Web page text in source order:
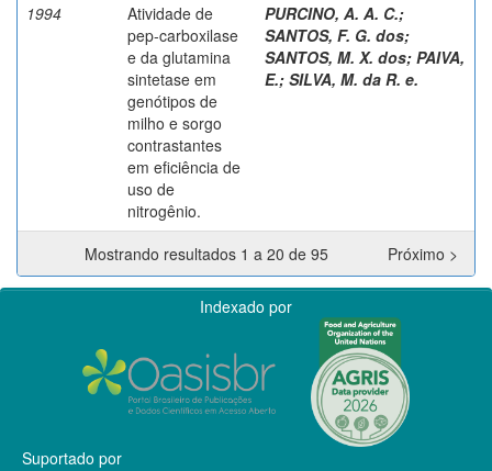
1994
Atividade de
pep-carboxilase
e da glutamina
sintetase em
genótipos de
milho e sorgo
contrastantes
em eficiência de
uso de
nitrogênio.
PURCINO, A. A. C.;
SANTOS, F. G. dos;
SANTOS, M. X. dos; PAIVA,
E.; SILVA, M. da R. e.
Mostrando resultados 1 a 20 de 95 Próximo >
Indexado por
Suportado por